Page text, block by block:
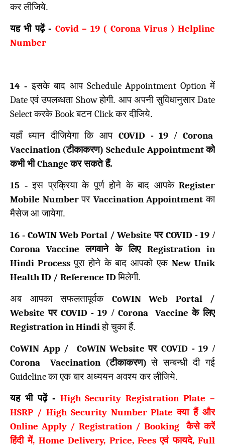
कर लीजिये.
यह भी पढ़ें - Covid – 19( Corona Virus ) Helpline
Number
14 - इसके बाद आप Schedule Appointment Optionमें
Dateएवं उपलब्धता Showहोगी. आप अपनी सुविधानुसारDate
SelectकरकेBookबटन Clickकर दीजिये.
यहाँ ध्यान दीजियेगा कि आप COVID -19 /Corona
Vaccination (टीकाकरण) Schedule Appointmentको
कभी भीChangeकर सकते हैं.
15 -इस प्रक्रिया के पूर्ण होने के बाद आपके Register
Mobile Number पर Vaccination Appointment का
मैसेज आ जायेगा.
16 - CoWIN Web Portal / WebsiteपरCOVID -19 /
Corona Vaccineलगवाने के लिए Registration in
Hindi Process पूरा होने के बाद आपको एकNew Unik
Health ID / Reference ID मिलेगी.
अब आपका सफलतापूर्वक CoWIN Web Portal /
WebsiteपरCOVID -19 / Corona Vaccineके लिए
Registration in Hindiहो चुका हैं.
CoWIN App / CoWIN Websiteपर COVID -19 /
Corona Vaccination (टीकाकरण)से सम्बन्धी दी गई
Guidelineका एक बार अध्ययन अवश्य कर लीजिये.
यह भी पढ़ें - High Security Registration Plate –
HSRP / High Security Number Plateक्या हैं और
Online Apply / Registration / Bookingकैसे करें
हिंदी में, Home Delivery, Price, Feesएवं फायदे, Full